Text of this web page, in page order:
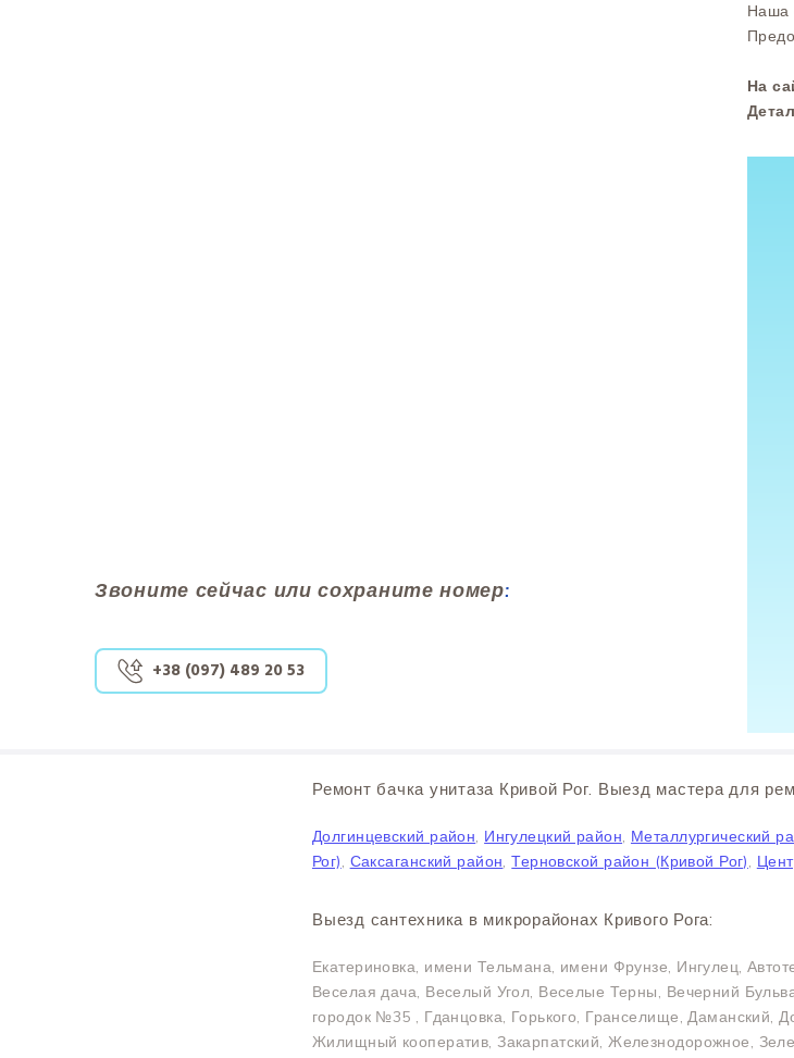
Наша
На
Звоните сейчас или сохраните номер:
+38 (097) 489 20 53
Ремонт бачка унитаза Кривой Рог. Выезд мастера для
Долгинцевский район, Ингулецкий район, Металлургический
Рог), Саксаганский район,Терновской район (Кривой Рог),
Выезд сантехника в микрорайонах Кривого Рога:
Екатериновка, имени Тельмана, имени Фрунзе, Ингулец,
Веселая дача, Веселый Угол, Веселые Терны, Вечерний
городок №35 , Гданцовка, Горького, Гранселище, Даманский,
Жилищный кооператив, Закарпатский, Железнодорожное,